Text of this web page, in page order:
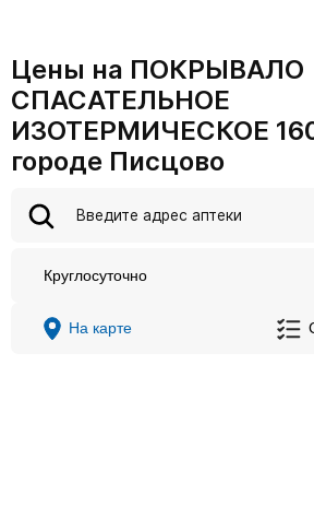
Цены на ПОКРЫВАЛО
СПАСАТЕЛЬНОЕ
ИЗОТЕРМИЧЕСКОЕ
городе Писцово
Круглосуточно
На карте